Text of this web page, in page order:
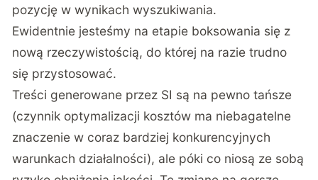
pozycję w wynikach wyszukiwania.
Ewidentnie jesteśmy na etapie boksowania się z
nową rzeczywistością, do której na razie trudno
się przystosować.
Treści generowane przez SI są na pewno tańsze
(czynnik optymalizacji kosztów ma niebagatelne
znaczenie w coraz bardziej konkurencyjnych
warunkach działalności), ale póki co niosą ze sobą